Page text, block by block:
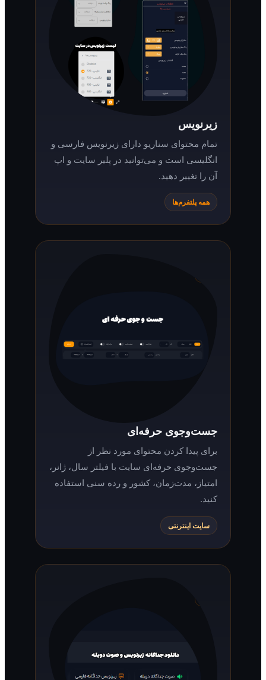
تمام محتوای سناریو دارای زیرنویس فارسی و
انگلیسی است و می‌توانید در پلیر سایت و اپ
آن را تغییر دهید.
همه پلتفرم‌ها
جست‌وجوی حرفه‌ای
برای پیدا کردن محتوای مورد نظر از
جست‌وجوی حرفه‌ای سایت با فیلتر سال، ژانر،
امتیاز، مدت‌زمان، کشور و رده سنی استفاده
سایت اینترنتی